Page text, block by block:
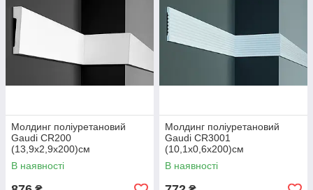
Молдинг поліуретановий
Gaudi CR200
(13,9х2,9x200)см
В наявності
Молдинг поліуретановий
Gaudi CR3001
(10,1х0,6x200)см
В наявності